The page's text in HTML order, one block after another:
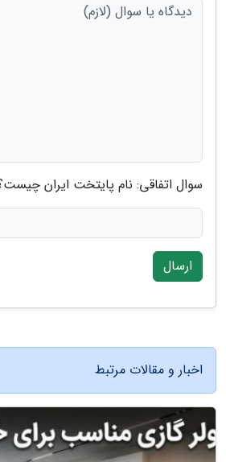
سوال اتفاقی: نام پایتخت ایران
ارسال
اخبار و مقالات مرتبط